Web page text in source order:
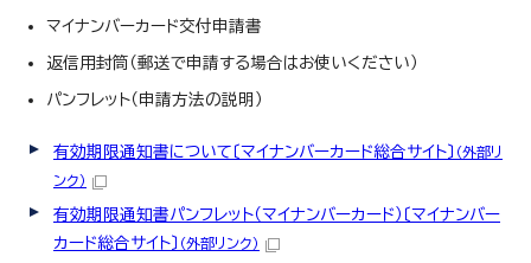
マイナンバーカード交付申請書
返信用封筒（郵送で申請する場合はお使いください）
パンフレット（申請方法の説明）
有効期限通知書について〔マイナンバーカード総合サイト〕 （外部リ
ンク）
有効期限通知書パンフレット（マイナンバーカード）〔マイナンバー
カード総合サイト〕 （外部リンク）